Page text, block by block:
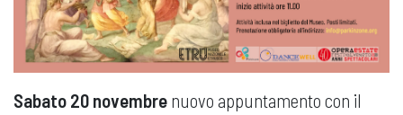
Sabato 20 novembre nuovo appuntamento con il